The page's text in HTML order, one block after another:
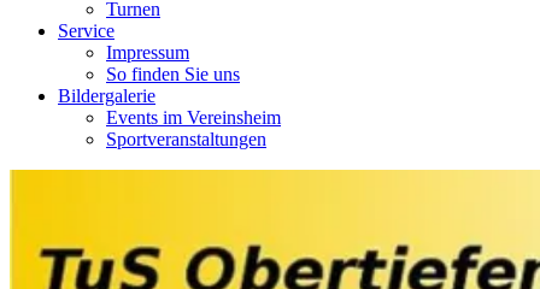
Turnen
Service
Impressum
So finden Sie uns
Bildergalerie
Events im Vereinsheim
Sportveranstaltungen